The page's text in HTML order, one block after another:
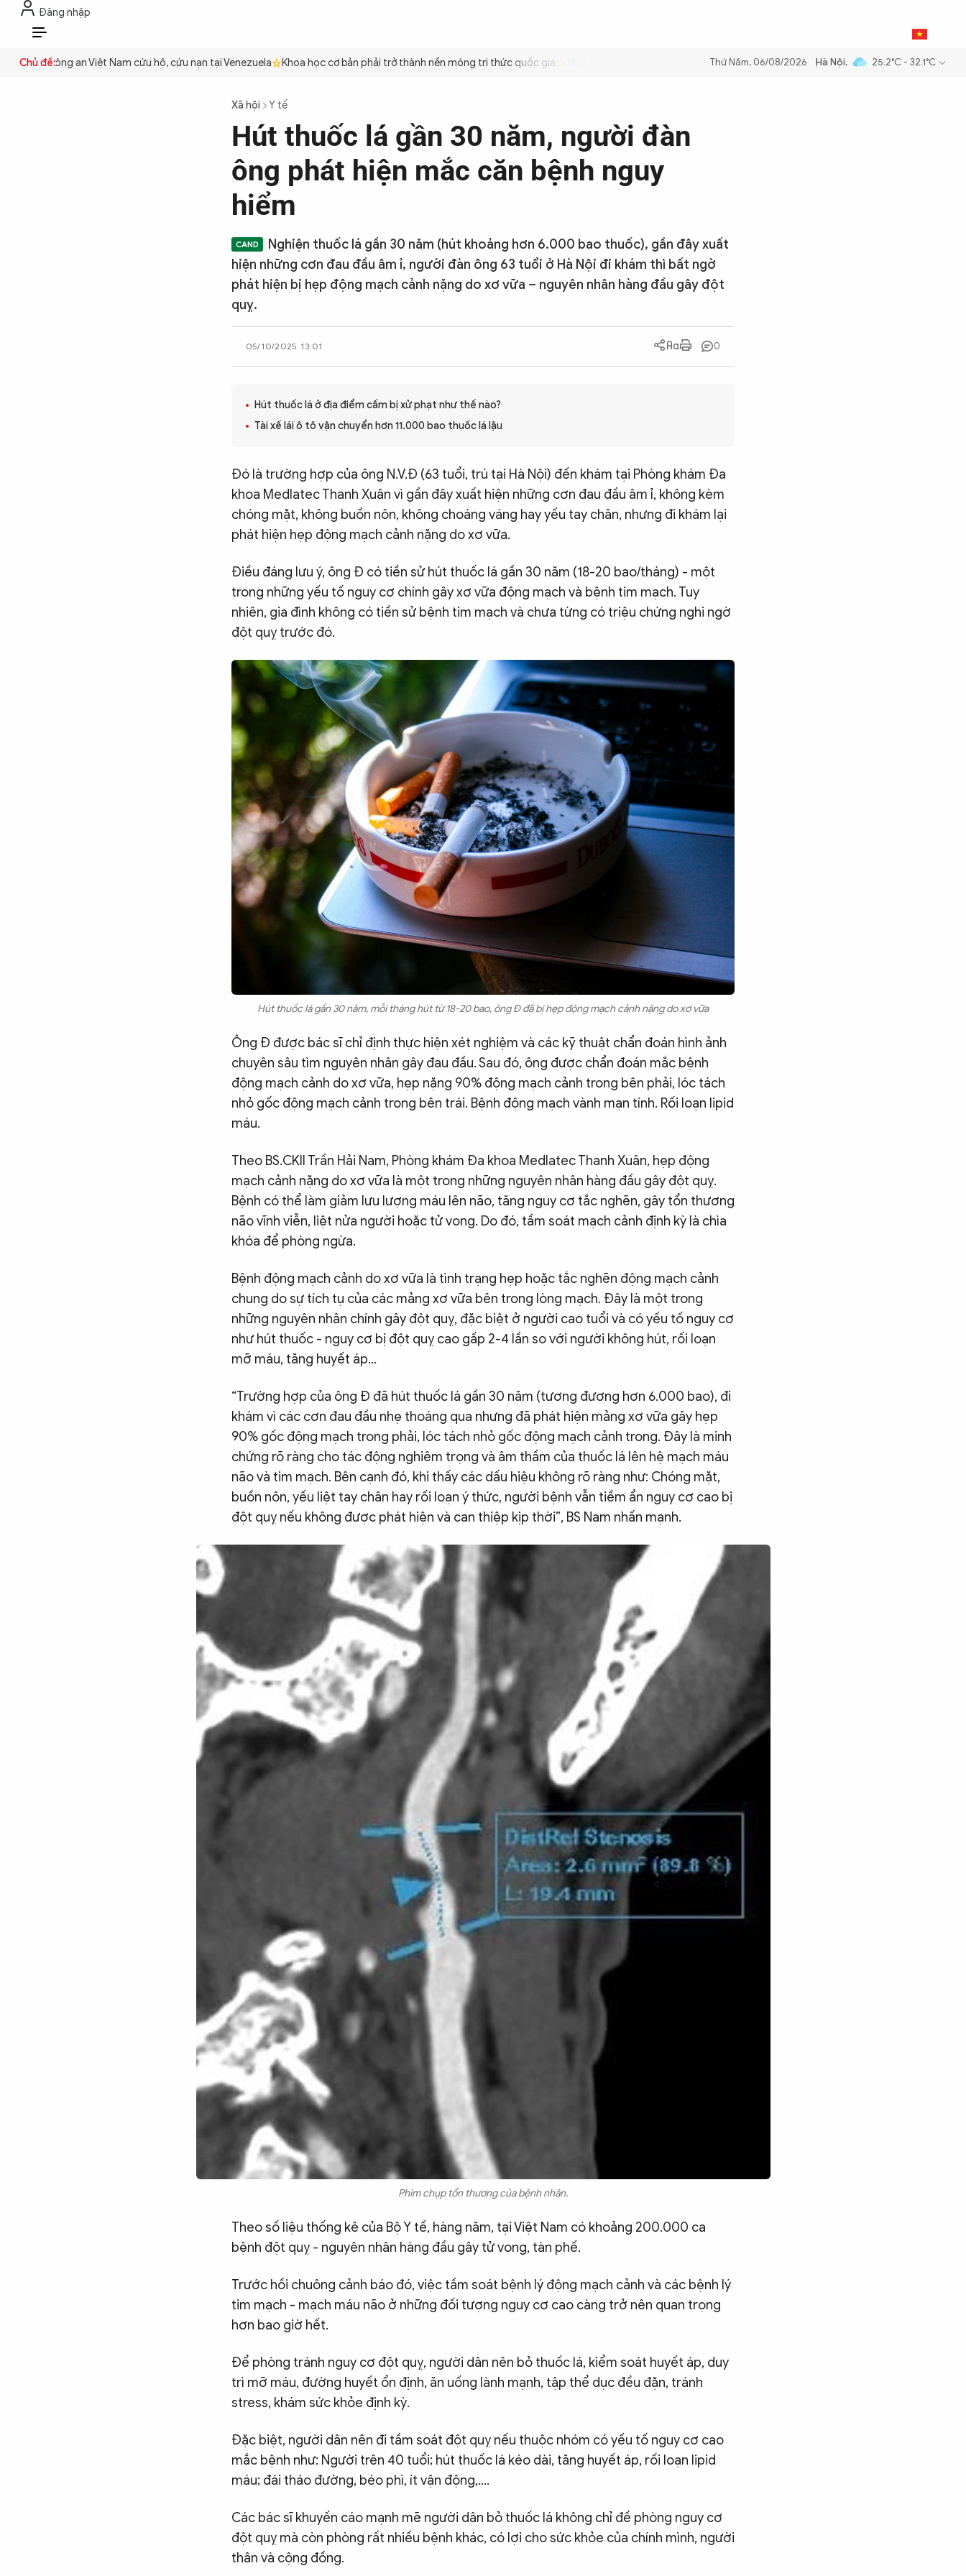
Đăng nhập
VI
Chủ đề:
Công an Việt Nam cứu hộ, cứu nạn tại Venezuela Khoa học cơ bản phải trở thành nền móng tri thức quốc gia Triệt để tiết kiệm xăng dầu để đảm bảo an ninh năng lượng quốc gia Thực hiện Nghị
Thứ Năm, 06/08/2026 Hà Nội, 25.2°C - 32.1°C
Xã hội Y tế
Hút thuốc lá gần 30 năm, người đàn
ông phát hiện mắc căn bệnh nguy
hiểm
Nghiện thuốc lá gần 30 năm (hút khoảng hơn 6.000 bao thuốc), gần đây xuất
hiện những cơn đau đầu âm ỉ, người đàn ông 63 tuổi ở Hà Nội đi khám thì bất ngờ
phát hiện bị hẹp động mạch cảnh nặng do xơ vữa – nguyên nhân hàng đầu gây đột
quỵ.
05/10/2025 13:01 0
Hút thuốc lá ở địa điểm cấm bị xử phạt như thế nào?
Tài xế lái ô tô vận chuyển hơn 11.000 bao thuốc lá lậu
Đó là trường hợp của ông N.V.Đ (63 tuổi, trú tại Hà Nội) đến khám tại Phòng khám Đa
khoa Medlatec Thanh Xuân vì gần đây xuất hiện những cơn đau đầu âm ỉ, không kèm
chóng mặt, không buồn nôn, không choáng váng hay yếu tay chân, nhưng đi khám lại
phát hiện hẹp động mạch cảnh nặng do xơ vữa.
Điều đáng lưu ý, ông Đ có tiền sử hút thuốc lá gần 30 năm (18-20 bao/tháng) - một
trong những yếu tố nguy cơ chính gây xơ vữa động mạch và bệnh tim mạch. Tuy
nhiên, gia đình không có tiền sử bệnh tim mạch và chưa từng có triệu chứng nghi ngờ
đột quỵ trước đó.
Hút thuốc lá gần 30 năm, mỗi tháng hút từ 18-20 bao, ông Đ đã bị hẹp động mạch cảnh nặng do xơ vữa
Ông Đ được bác sĩ chỉ định thực hiện xét nghiệm và các kỹ thuật chẩn đoán hình ảnh
chuyên sâu tìm nguyên nhân gây đau đầu. Sau đó, ông được chẩn đoán mắc bệnh
động mạch cảnh do xơ vữa, hẹp nặng 90% động mạch cảnh trong bên phải, lóc tách
nhỏ gốc động mạch cảnh trong bên trái. Bệnh động mạch vành mạn tính. Rối loạn lipid
máu.
Theo BS.CKII Trần Hải Nam, Phòng khám Đa khoa Medlatec Thanh Xuân, hẹp động
mạch cảnh nặng do xơ vữa là một trong những nguyên nhân hàng đầu gây đột quỵ.
Bệnh có thể làm giảm lưu lượng máu lên não, tăng nguy cơ tắc nghẽn, gây tổn thương
não vĩnh viễn, liệt nửa người hoặc tử vong. Do đó, tầm soát mạch cảnh định kỳ là chìa
khóa để phòng ngừa.
Bệnh động mạch cảnh do xơ vữa là tình trạng hẹp hoặc tắc nghẽn động mạch cảnh
chung do sự tích tụ của các mảng xơ vữa bên trong lòng mạch. Đây là một trong
những nguyên nhân chính gây đột quỵ, đặc biệt ở người cao tuổi và có yếu tố nguy cơ
như hút thuốc - nguy cơ bị đột quỵ cao gấp 2-4 lần so với người không hút, rối loạn
mỡ máu, tăng huyết áp...
“Trường hợp của ông Đ đã hút thuốc lá gần 30 năm (tương đương hơn 6.000 bao), đi
khám vì các cơn đau đầu nhẹ thoáng qua nhưng đã phát hiện mảng xơ vữa gây hẹp
90% gốc động mạch trong phải, lóc tách nhỏ gốc động mạch cảnh trong. Đây là minh
chứng rõ ràng cho tác động nghiêm trọng và âm thầm của thuốc lá lên hệ mạch máu
não và tim mạch. Bên cạnh đó, khi thấy các dấu hiệu không rõ ràng như: Chóng mặt,
buồn nôn, yếu liệt tay chân hay rối loạn ý thức, người bệnh vẫn tiềm ẩn nguy cơ cao bị
đột quỵ nếu không được phát hiện và can thiệp kịp thời”, BS Nam nhấn mạnh.
Phim chụp tổn thương của bệnh nhân.
Theo số liệu thống kê của Bộ Y tế, hàng năm, tại Việt Nam có khoảng 200.000 ca
bệnh đột quỵ - nguyên nhân hàng đầu gây tử vong, tàn phế.
Trước hồi chuông cảnh báo đó, việc tầm soát bệnh lý động mạch cảnh và các bệnh lý
tim mạch - mạch máu não ở những đối tượng nguy cơ cao càng trở nên quan trọng
hơn bao giờ hết.
Để phòng tránh nguy cơ đột quỵ, người dân nên bỏ thuốc lá, kiểm soát huyết áp, duy
trì mỡ máu, đường huyết ổn định, ăn uống lành mạnh, tập thể dục đều đặn, tránh
stress, khám sức khỏe định kỳ.
Đặc biệt, người dân nên đi tầm soát đột quỵ nếu thuộc nhóm có yếu tố nguy cơ cao
mắc bệnh như: Người trên 40 tuổi; hút thuốc lá kéo dài, tăng huyết áp, rối loạn lipid
máu; đái tháo đường, béo phì, ít vận động,….
Các bác sĩ khuyến cáo mạnh mẽ người dân bỏ thuốc lá không chỉ đề phòng nguy cơ
đột quỵ mà còn phòng rất nhiều bệnh khác, có lợi cho sức khỏe của chính mình, người
thân và cộng đồng.